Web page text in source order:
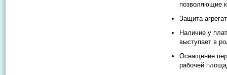
позволяющие
Защита
Наличие у
выступает в
Оснащение
рабочей